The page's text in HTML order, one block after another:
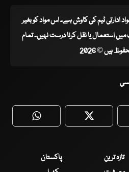
ادارتی ٹیم کی کاوش ہے۔ اس مواد کو بغیر
استعمال یا نقل کرنا درست نہیں۔ تمام
ہیں © 2026
WhatsApp Twitter
تازہ ترین
پاکستان